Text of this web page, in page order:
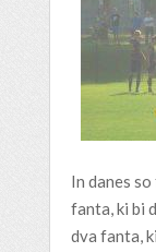
In danes
fanta, ki bi
dva fanta,